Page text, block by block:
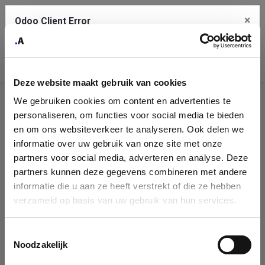
Deze website maakt gebruik van cookies
We gebruiken cookies om content en advertenties te
personaliseren, om functies voor social media te bieden
en om ons websiteverkeer te analyseren. Ook delen we
informatie over uw gebruik van onze site met onze
partners voor social media, adverteren en analyse. Deze
partners kunnen deze gegevens combineren met andere
informatie die u aan ze heeft verstrekt of die ze hebben
verzameld op basis van uw gebruik van hun services.
Noodzakelijk
Company
Identification
Please fill in your company details
You can search a company in our database by name, VAT or
enterprise ID. When a company is selected it will auto-complete the
form. If you don't find your company in our database, you can create
Odoo Client Error ×
service.
See details
Ok